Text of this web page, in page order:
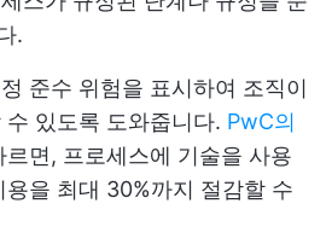
.
준수 위험을 표시하여 조직이
있도록 도와줍니다. PwC의
르면, 프로세스에 기술을 사용
을 최대 30%까지 절감할 수